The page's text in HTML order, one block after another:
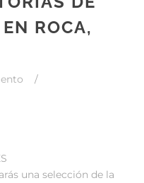
ROCA,
/
una selección de la